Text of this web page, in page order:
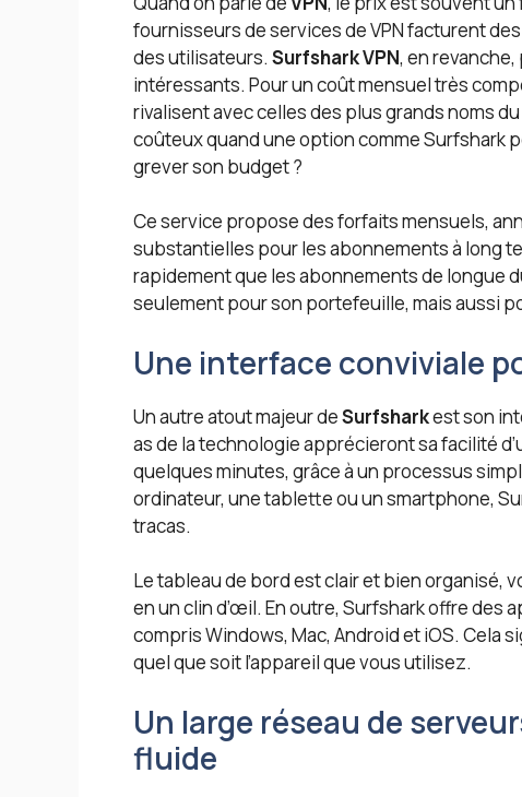
fournisseurs de services de VPN facturent
des utilisateurs. Surfshark VPN, en
intéressants. Pour un coût mensuel très
rivalisent avec celles des plus grands noms
coûteux quand une option comme Surfshark
grever son budget ?
Ce service propose des forfaits mensuels,
substantielles pour les abonnements à long
rapidement que les abonnements de longue
seulement pour son portefeuille, mais aussi
Une interface conviviale
Un autre atout majeur deSurfsharkest son
as de la technologie apprécieront sa facilité
quelques minutes, grâce à un processus
ordinateur, une tablette ou un smartphone,
tracas.
Le tableau de bord est clair et bien organisé,
en un clin d’œil. En outre, Surfshark offre
compris Windows, Mac, Android et iOS.
quel que soit l’appareil que vous utilisez.
Un large réseau de
fluide